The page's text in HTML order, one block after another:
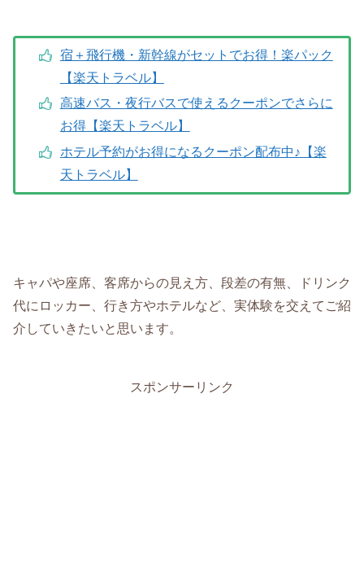
宿＋飛行機・新幹線がセットでお得！楽パック
【楽天トラベル】
高速バス・夜行バスで使えるクーポンでさらに
お得【楽天トラベル】
ホテル予約がお得になるクーポン配布中♪【楽
天トラベル】
キャパや座席、客席からの見え方、段差の有無、ドリンク
代にロッカー、行き方やホテルなど、実体験を交えてご紹
介していきたいと思います。
スポンサーリンク